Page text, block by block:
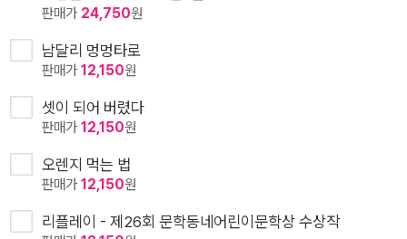
판매가 24,750원
남달리 멍멍타로
판매가12,150원
셋이 되어 버렸다
판매가12,150원
오렌지 먹는 법
판매가12,150원
리플레이 - 제26회 문학동네어린이문학상 수상작